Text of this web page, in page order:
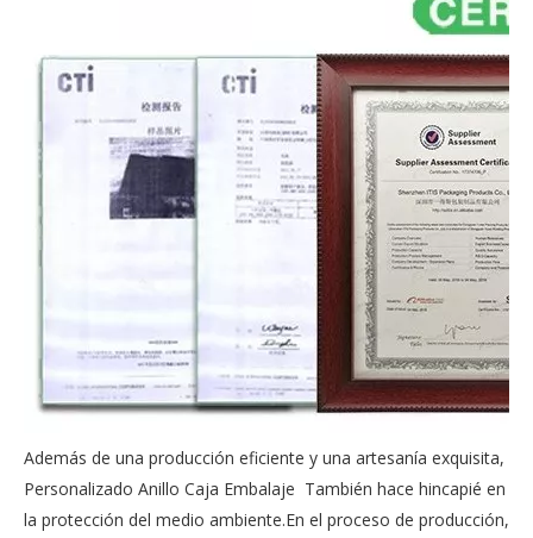
Además de una producción eficiente y una artesanía exquisita,
Personalizado Anillo Caja Embalaje También hace hincapié en
la protección del medio ambiente.En el proceso de producción,